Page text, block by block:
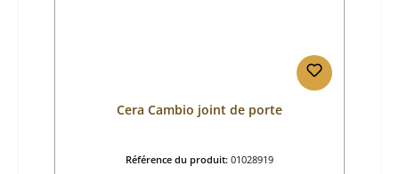
Cera Cambio joint de porte
Référence du produit: 01028919